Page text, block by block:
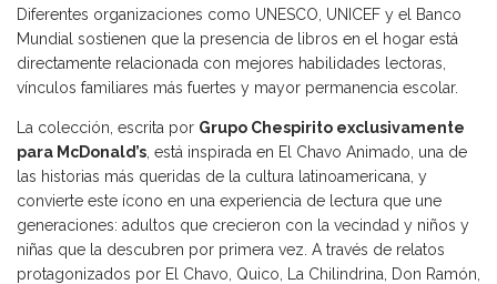
Diferentes organizaciones como UNESCO, UNICEF y el Banco
Mundial sostienen que la presencia de libros en el hogar está
directamente relacionada con mejores habilidades lectoras,
vínculos familiares más fuertes y mayor permanencia escolar.
La colección, escrita por Grupo Chespirito exclusivamente
para McDonald’s , está inspirada en El Chavo Animado, una de
las historias más queridas de la cultura latinoamericana, y
convierte este ícono en una experiencia de lectura que une
generaciones: adultos que crecieron con la vecindad y niños y
niñas que la descubren por primera vez. A través de relatos
protagonizados por El Chavo, Quico, La Chilindrina, Don Ramón,